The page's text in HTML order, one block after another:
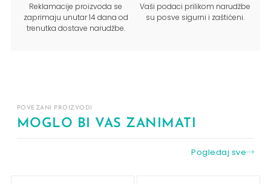
Reklamacije proizvoda se
zaprimaju unutar 14 dana od
trenutka dostave narudžbe.
Vaši podaci prilikom narudžbe
su posve sigurni i zaštićeni.
POVEZANI PROIZVODI
MOGLO BI VAS ZANIMATI
Pogledaj sve